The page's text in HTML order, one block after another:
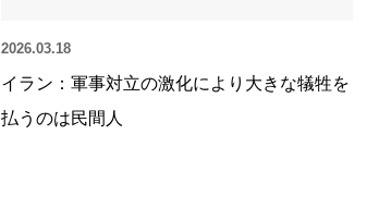
2026.03.18
イラン：軍事対立の激化により大きな犠牲を
払うのは民間人